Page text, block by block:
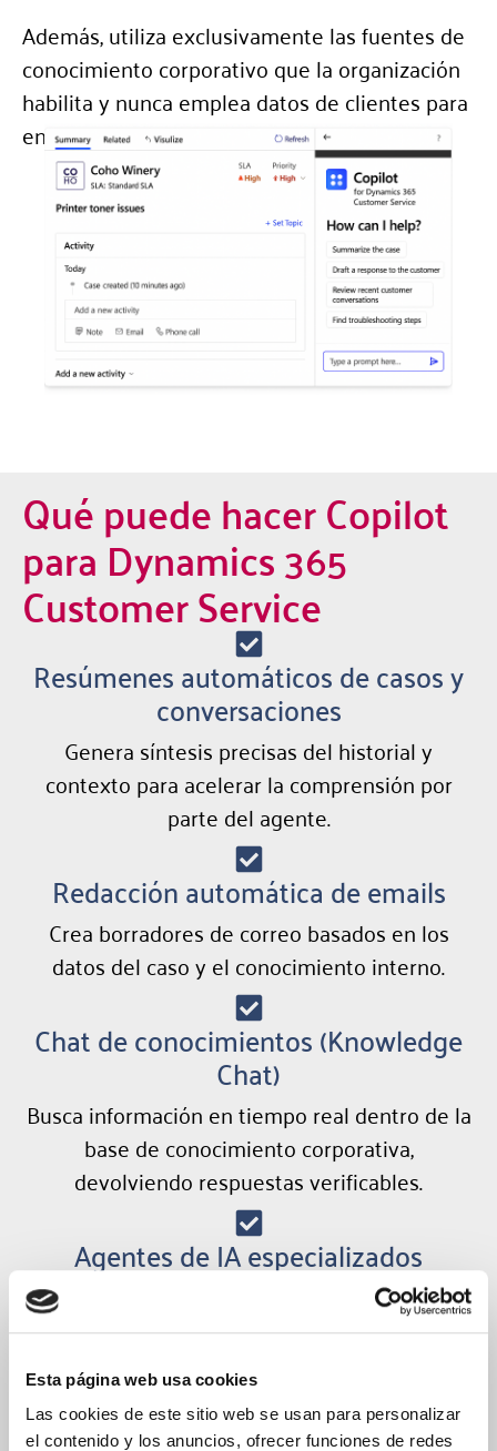
Esta página web usa cookies
Las cookies de este sitio web se usan para personalizar
el contenido y los anuncios, ofrecer funciones de redes
Además, utiliza exclusivamente las fuentes de
conocimiento corporativo que la organización
habilita y nunca emplea datos de clientes para
entrenar modelos públicos.
Qué puede hacer Copilot
para Dynamics 365
Customer Service
Resúmenes automáticos de casos y
conversaciones
Genera síntesis precisas del historial y
contexto para acelerar la comprensión por
parte del agente.
Redacción automática de emails
Crea borradores de correo basados en los
datos del caso y el conocimiento interno.
Chat de conocimientos (Knowledge
Chat)
Busca información en tiempo real dentro de la
base de conocimiento corporativa,
devolviendo respuestas verificables.
Agentes de IA especializados
Incluye agentes autónomos como
administración de casos, administración de
conocimiento, evaluación de calidad o
intención de clientes.